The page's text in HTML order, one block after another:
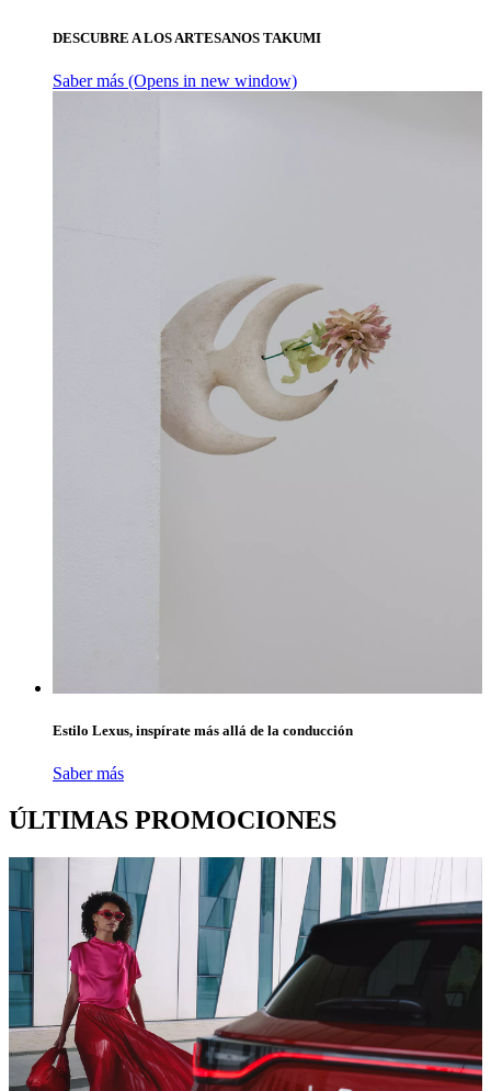
DESCUBRE A LOS ARTESANOS TAKUMI
Saber más (Opens in new window)
Estilo Lexus, inspírate más allá de la conducción
Saber más
ÚLTIMAS PROMOCIONES